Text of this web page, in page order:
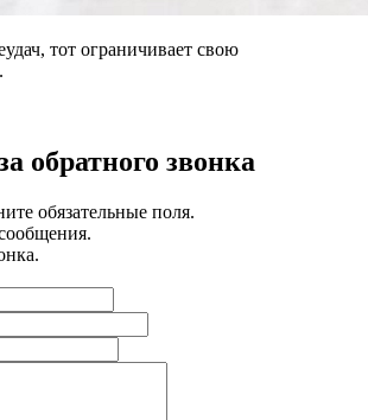
тот ограничивает свою
обратного звонка
обязательные поля.